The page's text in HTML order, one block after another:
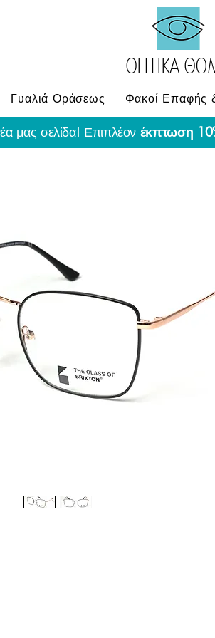
ΟΠΤΙΚΑ
Γυαλιά Οράσεως Φακοί Επαφής
μας σελίδα! Επιπλέον έκπτωση